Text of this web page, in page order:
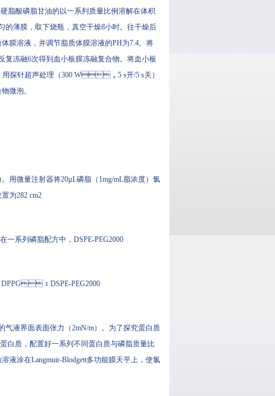
二硬脂酸磷脂甘油的以一系列质量比例溶解在体积
膜，取下烧瓶，真空干燥8小时。往干燥后
液，并调节脂质体膜溶液的PH为7.4。将
冻融6次得到血小板膜冻融复合物。将血小板
，用探针超声处理（300 W，5 s开/5 s关）
。
。用微量注射器将20µL磷脂（1mg/mL脂浓度）氯
置为282 cm2
一系列磷脂配方中，DSPE-PEG2000
DPPG：DSPE-PEG2000
液界面表面张力（2mN/m）。为了探究蛋白质
白质，配置好一系列不同蛋白质与磷脂质量比
液涂在Langmuir-Blodgett多功能膜天平上，使氯